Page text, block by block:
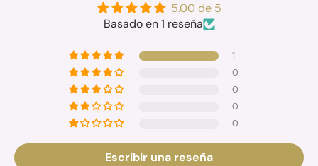
5.00 de 5
Basado en 1 reseña
1
0
0
0
0
Escribir una reseña